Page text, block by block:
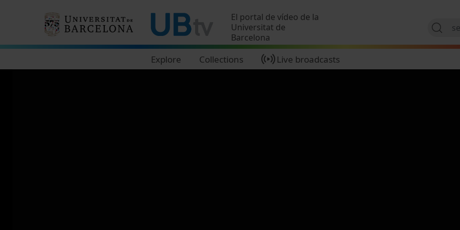
El portal de vídeo de la
Universitat de
Barcelona
Explore Collections Live broadcasts